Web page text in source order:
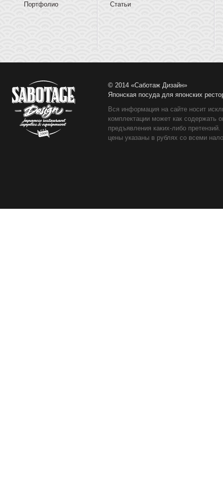
Портфолио
Статьи
© 2014 «Саботаж Дизайн»
Японская посуда для японских
Вся информация на сайте носит
комплектации может как содержать
предъявления каких-либо
цены указаны в рублях со всеми